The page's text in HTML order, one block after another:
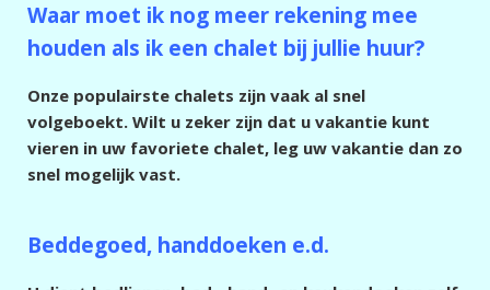
Waar moet ik nog meer rekening mee
houden als ik een chalet bij jullie huur?
Onze populairste chalets zijn vaak al snel
volgeboekt. Wilt u zeker zijn dat u vakantie kunt
vieren in uw favoriete chalet, leg uw vakantie dan zo
snel mogelijk vast.
Beddegoed, handdoeken e.d.